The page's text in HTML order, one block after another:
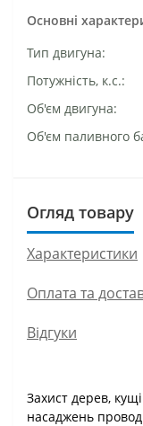
Основні
Тип двигуна:
Потужність, к.с.:
Об'єм двигуна:
Об'єм паливного
Огляд товару
Характеристики
Оплата та
Відгуки
Захист дерев,
насаджень